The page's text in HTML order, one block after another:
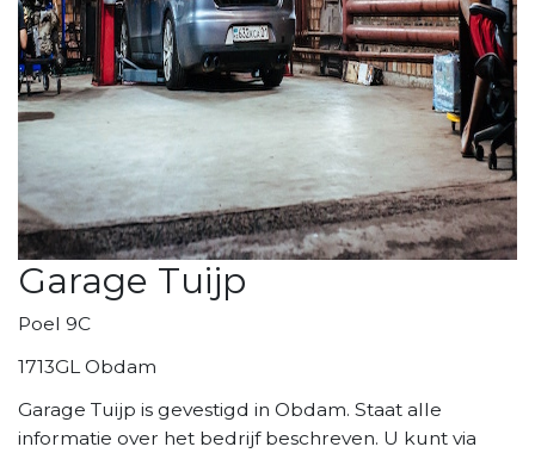
Garage Tuijp
Poel 9C
1713GL Obdam
Garage Tuijp is gevestigd in Obdam. Staat alle
informatie over het bedrijf beschreven. U kunt via